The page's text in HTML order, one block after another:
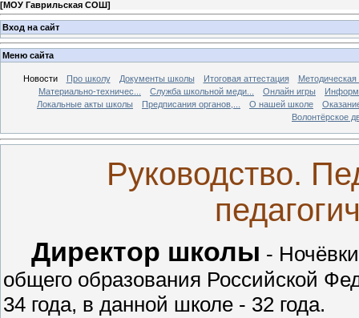
[МОУ Гаврильская СОШ]
Вход на сайт
Меню сайта
Новости Про школу Документы школы Итоговая аттестация
Методическая
Материально-техничес...
Служба школьной меди... Онлайн игры
Локальные акты школы
Предписания органов,... О нашей школе
Волонтёрское
Руководство.
Директор школы -
общего образования Российской
34 года, в данной школе - 32 года.